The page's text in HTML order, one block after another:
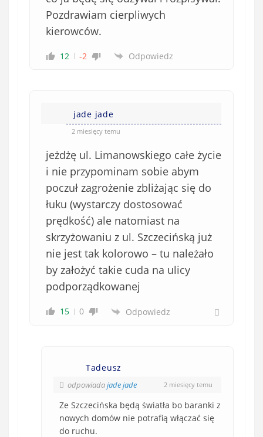
Pozdrawiam cierpliwych
kierowców.
12 -2 Odpowiedz
jade jade
2 miesięcy temu
jeżdżę ul. Limanowskiego całe życie
i nie przypominam sobie abym
poczuł zagrożenie zbliżając się do
łuku (wystarczy dostosować
prędkość) ale natomiast na
skrzyżowaniu z ul. Szczecińską już
nie jest tak kolorowo – tu należało
by założyć takie cuda na ulicy
podporządkowanej
15 0 Odpowiedz
Tadeusz
odpowiadajade jade 2 miesięcy temu
Ze Szczecińska będą światła bo baranki z
nowych domów nie potrafią włączać się
do ruchu.